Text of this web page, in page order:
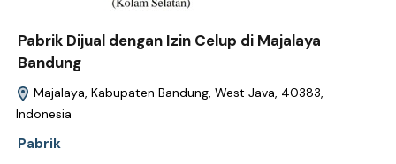
Pabrik Dijual dengan Izin Celup di Majalaya
Bandung
Majalaya, Kabupaten Bandung, West Java, 40383,
Indonesia
Pabrik